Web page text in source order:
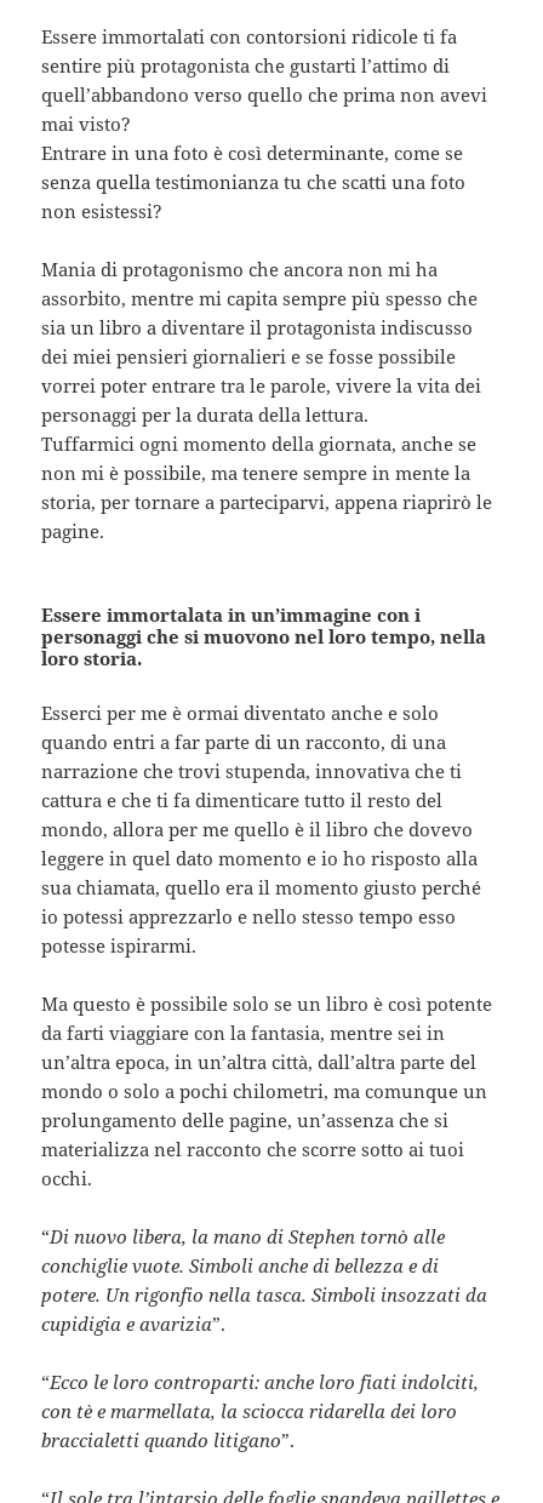
Essere immortalati con contorsioni ridicole ti fa
sentire più protagonista che gustarti l’attimo di
quell’abbandono verso quello che prima non avevi
mai visto?
Entrare in una foto è così determinante, come se
senza quella testimonianza tu che scatti una foto
non esistessi?
Mania di protagonismo che ancora non mi ha
assorbito, mentre mi capita sempre più spesso che
sia un libro a diventare il protagonista indiscusso
dei miei pensieri giornalieri e se fosse possibile
vorrei poter entrare tra le parole, vivere la vita dei
personaggi per la durata della lettura.
Tuffarmici ogni momento della giornata, anche se
non mi è possibile, ma tenere sempre in mente la
storia, per tornare a parteciparvi, appena riaprirò le
pagine.
Essere immortalata in un’immagine con i
personaggi che si muovono nel loro tempo, nella
loro storia.
Esserci per me è ormai diventato anche e solo
quando entri a far parte di un racconto, di una
narrazione che trovi stupenda, innovativa che ti
cattura e che ti fa dimenticare tutto il resto del
mondo, allora per me quello è il libro che dovevo
leggere in quel dato momento e io ho risposto alla
sua chiamata, quello era il momento giusto perché
io potessi apprezzarlo e nello stesso tempo esso
potesse ispirarmi.
Ma questo è possibile solo se un libro è così potente
da farti viaggiare con la fantasia, mentre sei in
un’altra epoca, in un’altra città, dall’altra parte del
mondo o solo a pochi chilometri, ma comunque un
prolungamento delle pagine, un’assenza che si
materializza nel racconto che scorre sotto ai tuoi
occhi.
“Di nuovo libera, la mano di Stephen tornò alle
conchiglie vuote. Simboli anche di bellezza e di
potere. Un rigonfio nella tasca. Simboli insozzati da
cupidigia e avarizia”.
“Ecco le loro controparti: anche loro fiati indolciti,
con tè e marmellata, la sciocca ridarella dei loro
braccialetti quando litigano”.
“Il sole tra l’intarsio delle foglie spandeva paillettes e